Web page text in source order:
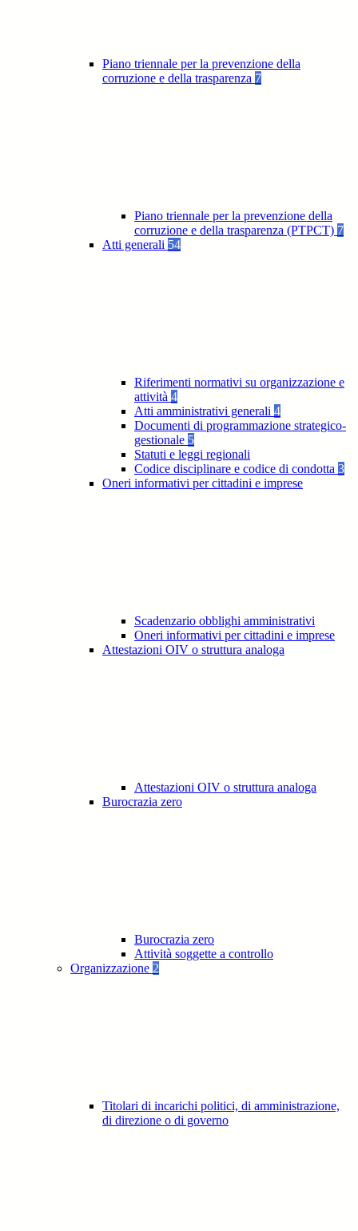
Piano triennale per la prevenzione della
corruzione e della trasparenza 7
Piano triennale per la prevenzione della
corruzione e della trasparenza (PTPCT) 7
Atti generali 54
Riferimenti normativi su organizzazione e
attività 4
Atti amministrativi generali 4
Documenti di programmazione strategico-
gestionale 5
Statuti e leggi regionali
Codice disciplinare e codice di condotta 3
Oneri informativi per cittadini e imprese
Scadenzario obblighi amministrativi
Oneri informativi per cittadini e imprese
Attestazioni OIV o struttura analoga
Attestazioni OIV o struttura analoga
Burocrazia zero
Burocrazia zero
Attività soggette a controllo
Organizzazione 2
Titolari di incarichi politici, di amministrazione,
di direzione o di governo